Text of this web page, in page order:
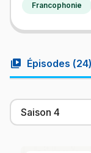
Francophonie
video_library Épisodes (24)